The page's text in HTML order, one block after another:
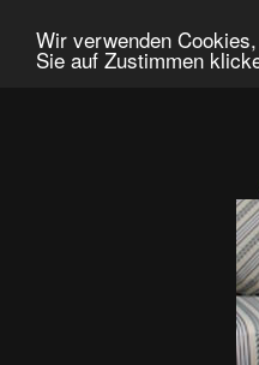
Wir verwenden
Sie auf Zustimmen